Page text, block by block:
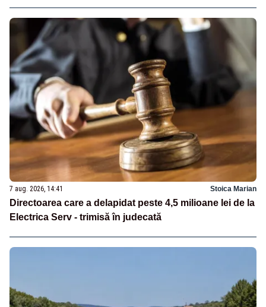
7 aug. 2026, 14:41 Stoica Marian
Directoarea care a delapidat peste 4,5 milioane lei de la
Electrica Serv - trimisă în judecată